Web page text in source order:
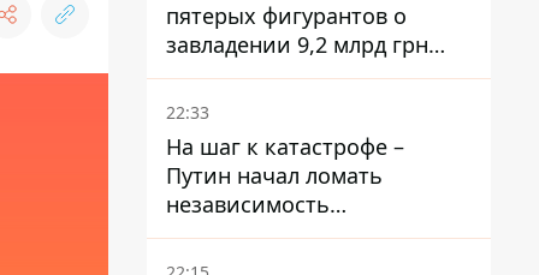
пятерых фигурантов о
завладении 9,2 млрд грн
ПриватБанка направили в
суд
22:33
На шаг к катастрофе –
Путин начал ломать
независимость
собственного Центробанка,
заставив снизить базовую